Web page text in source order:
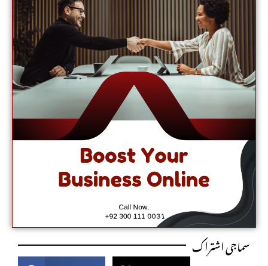
سماجی اشتراک